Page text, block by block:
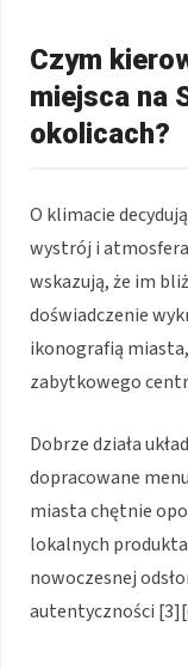
Czym
miejsca na
okolicach?
O klimacie
wystrój i
wskazują, że im
doświadczenie
ikonografią
zabytkowego
Dobrze działa
dopracowane
miasta chętnie
lokalnych
nowoczesnej
autentyczności